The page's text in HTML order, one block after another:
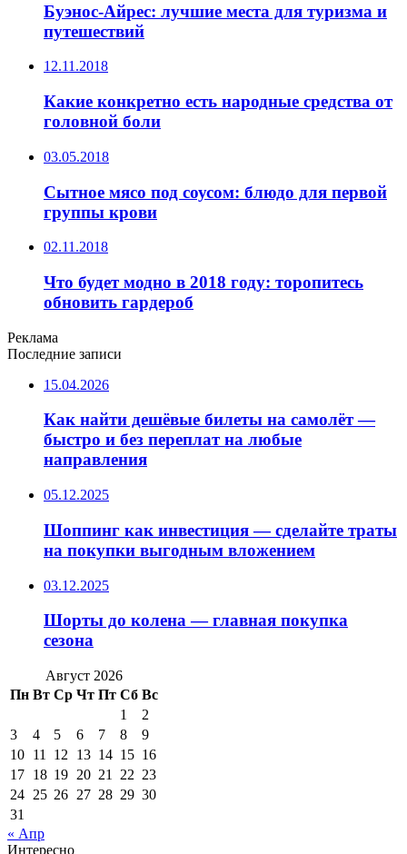
Буэнос-Айрес: лучшие места для туризма и
путешествий
12.11.2018
Какие конкретно есть народные средства от
головной боли
03.05.2018
Сытное мясо под соусом: блюдо для первой
группы крови
02.11.2018
Что будет модно в 2018 году: торопитесь
обновить гардероб
Реклама
Последние записи
15.04.2026
Как найти дешёвые билеты на самолёт —
быстро и без переплат на любые
направления
05.12.2025
Шоппинг как инвестиция — сделайте траты
на покупки выгодным вложением
03.12.2025
Шорты до колена — главная покупка
сезона
Август 2026
Пн Вт Ср Чт Пт Сб Вс
1
2
3
4 5 6 7 8
9
10 11 12 13 14 15 16
17 18 19 20 21 22 23
24 25 26 27 28 29 30
31
« Апр
Интересно